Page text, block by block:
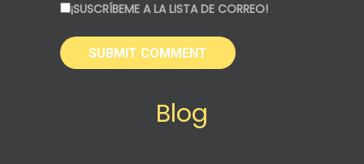
¡SUSCRÍBEME A LA LISTA DE CORREO!
Blog